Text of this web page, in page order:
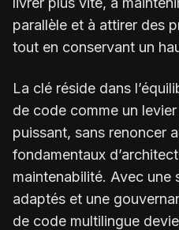
parallèle et à attirer des
tout en conservant un
La clé réside dans
de code comme un
puissant, sans renoncer
fondamentaux
maintenabilité. Avec une
adaptés et une
de code multilingue